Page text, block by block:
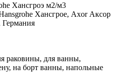
Хансгроэ м2/м3
Хансгрое, Axor Аксор
Германия
раковины, для ванны,
на борт ванны, напольные